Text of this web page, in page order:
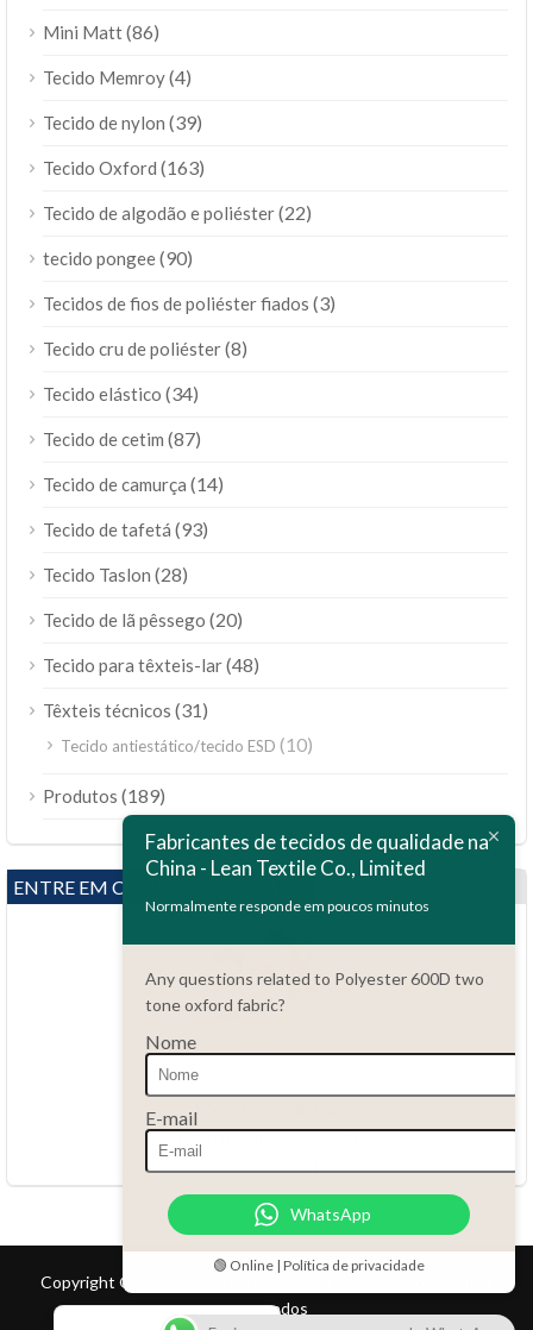
Mini Matt(86)
Tecido Memroy(4)
Tecido de nylon (39)
Tecido Oxford (163)
Tecido de algodão e poliéster(22)
tecido pongee(90)
Tecidos de fios de poliéster fiados (3)
Tecido cru de poliéster(8)
Tecido elástico (34)
Tecido de cetim (87)
Tecido de camurça (14)
Tecido de tafetá (93)
Tecido Taslon (28)
Tecido de lã pêssego (20)
Tecido para têxteis-lar(48)
Têxteis técnicos (31)
Tecido antiestático/tecido ESD (10)
Produtos (189)
ENTRE EM CONTATO CONOSCO
86.15051486055
haiming@leantex.com
24 horas por dia, 7 dias por semana
Copyright © 2017 Lean Textile Co., Limited Todos os direitos
reservados
Fabricantes de tecidos de qualidade na
China - Lean Textile Co., Limited
Normalmente responde em poucos minutos
Any questions related to Polyester 600D two
tone oxford fabric?
Nome
E-mail
WhatsApp
🟢 Online | Política de privacidade
English
Français
Español
Русский
Tiếng Việt
العربية
Bahasa Indonesia
Polski
Bahasa Melayu
ไทย